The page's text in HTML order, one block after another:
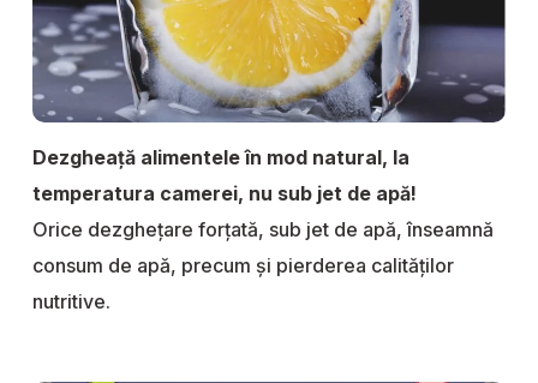
Dezgheață alimentele în mod natural, la
temperatura camerei, nu sub jet de apă!
Orice dezghețare forțată, sub jet de apă, înseamnă
consum de apă, precum și pierderea calităților
nutritive.